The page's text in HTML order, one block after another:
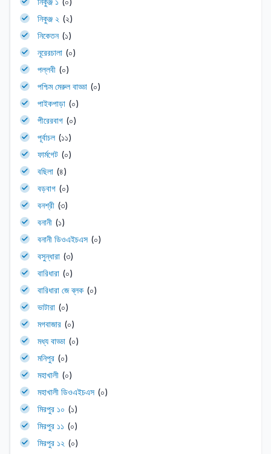
নিকুঞ্জ ২ (২)
নিকেতন (১)
নূরেরচালা (০)
পল্লবী (০)
পশ্চিম মেরুল বাড্ডা (০)
পাইকপাড়া (০)
পীরেরবাগ (০)
পূর্বাচল (১১)
ফার্মগেট (০)
বছিলা (৪)
বড়বাগ (০)
বনশ্রী (৩)
বনানী (১)
বনানী ডিওএইচএস (০)
বসুন্ধারা (৩)
বারিধারা (০)
বারিধারা জে ব্লক (০)
ভাটারা (০)
মগবাজার (০)
মধ্য বাড্ডা (০)
মনিপুর (০)
মহাখালী (০)
মহাখালী ডিওএইচএস (০)
মিরপুর ১০ (১)
মিরপুর ১১ (০)
মিরপুর ১২ (০)